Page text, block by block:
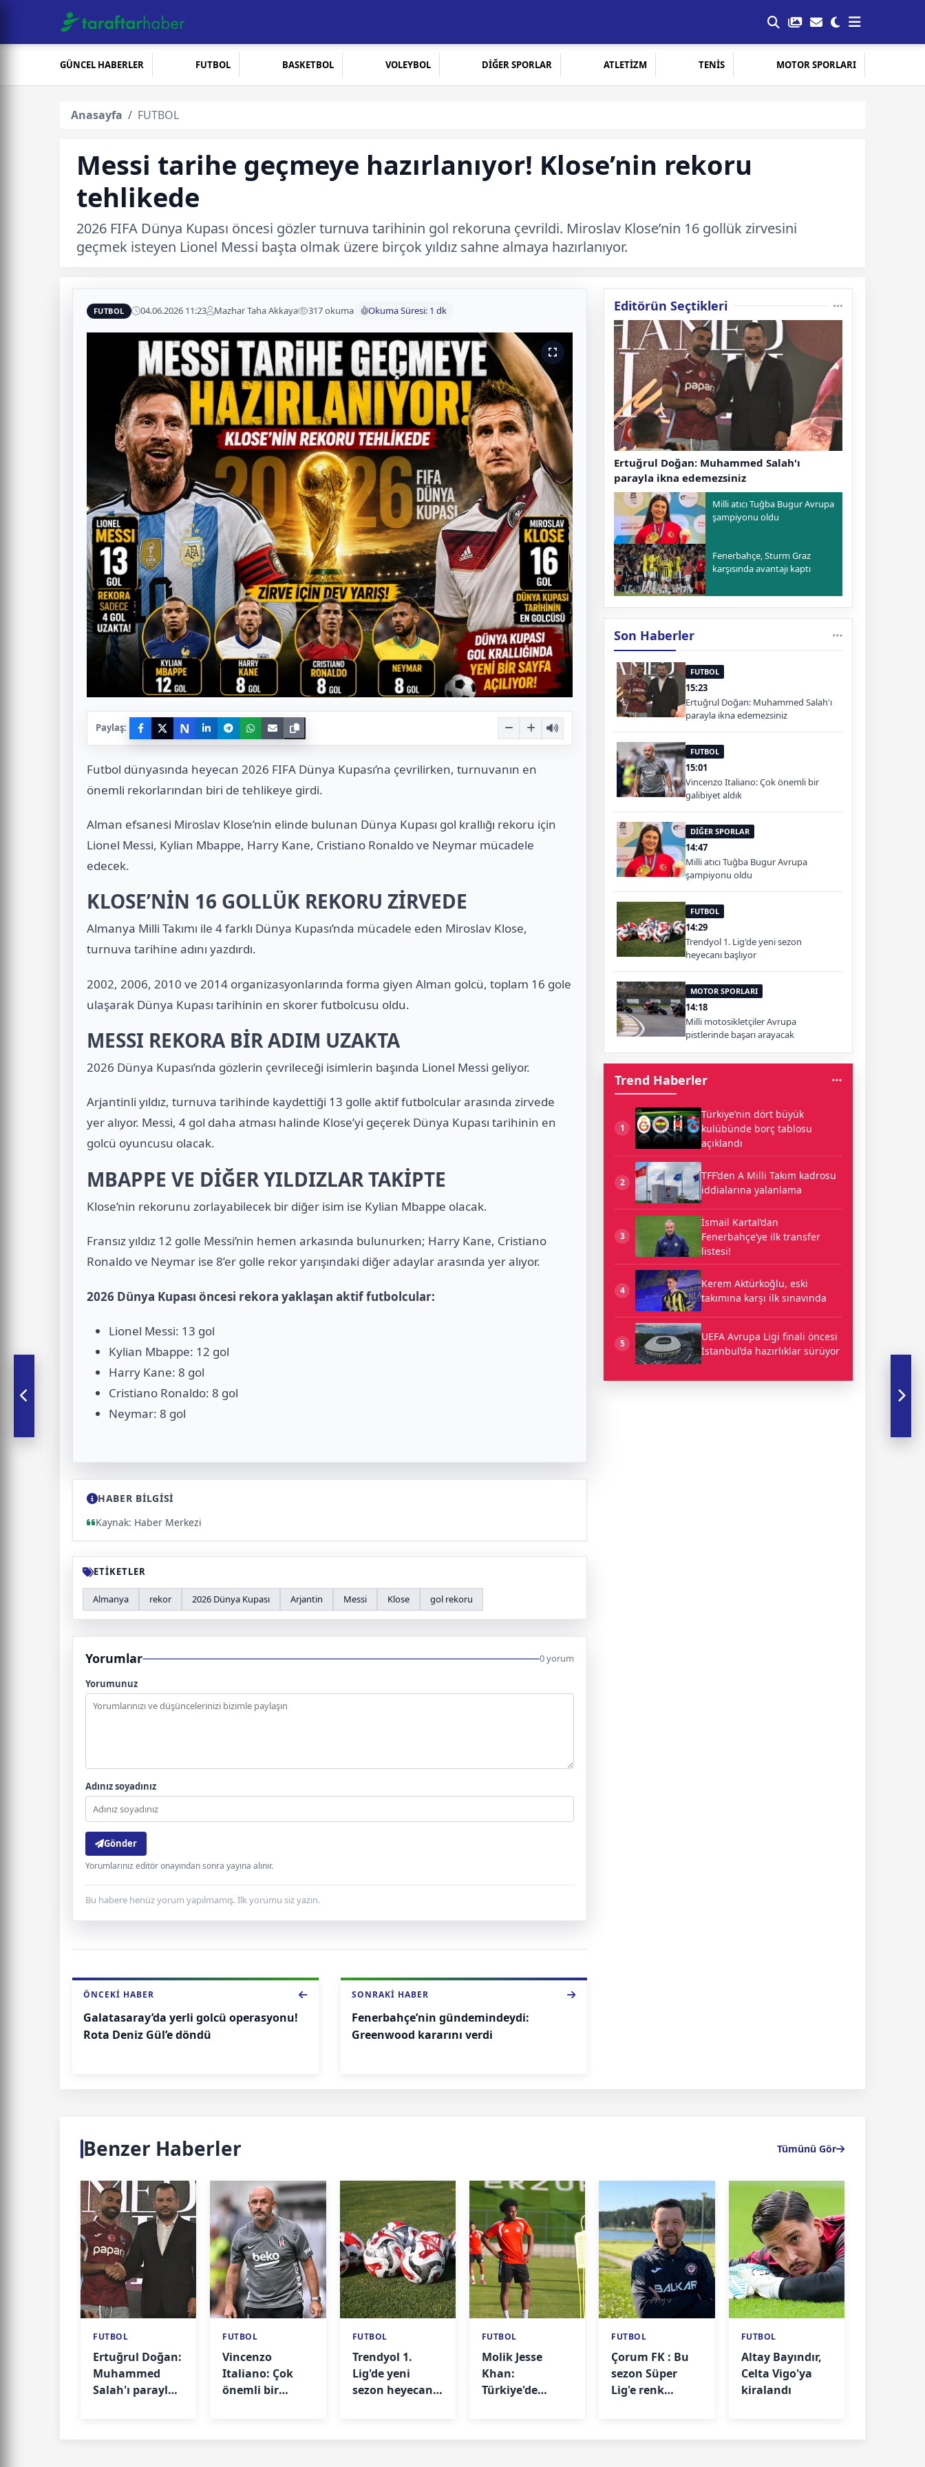
GÜNCEL HABERLER FUTBOL BASKETBOL VOLEYBOL DİĞER SPORLAR ATLETİZM TENİS MOTOR SPORLARI
Anasayfa FUTBOL
Messi tarihe geçmeye hazırlanıyor! Klose’nin rekoru
tehlikede
2026 FIFA Dünya Kupası öncesi gözler turnuva tarihinin gol rekoruna çevrildi. Miroslav Klose’nin 16 gollük zirvesini
geçmek isteyen Lionel Messi başta olmak üzere birçok yıldız sahne almaya hazırlanıyor.
FUTBOL 04.06.2026 11:23 Mazhar Taha Akkaya 317 okuma Okuma Süresi: 1 dk
Paylaş: N
Futbol dünyasında heyecan 2026 FIFA Dünya Kupası’na çevrilirken, turnuvanın en
önemli rekorlarından biri de tehlikeye girdi.
Alman efsanesi Miroslav Klose’nin elinde bulunan Dünya Kupası gol krallığı rekoru için
Lionel Messi, Kylian Mbappe, Harry Kane, Cristiano Ronaldo ve Neymar mücadele
edecek.
KLOSE’NİN 16 GOLLÜK REKORU ZİRVEDE
Almanya Milli Takımı ile 4 farklı Dünya Kupası’nda mücadele eden Miroslav Klose,
turnuva tarihine adını yazdırdı.
2002, 2006, 2010 ve 2014 organizasyonlarında forma giyen Alman golcü, toplam 16 gole
ulaşarak Dünya Kupası tarihinin en skorer futbolcusu oldu.
MESSI REKORA BİR ADIM UZAKTA
2026 Dünya Kupası’nda gözlerin çevrileceği isimlerin başında Lionel Messi geliyor.
Arjantinli yıldız, turnuva tarihinde kaydettiği 13 golle aktif futbolcular arasında zirvede
yer alıyor. Messi, 4 gol daha atması halinde Klose’yi geçerek Dünya Kupası tarihinin en
golcü oyuncusu olacak.
MBAPPE VE DİĞER YILDIZLAR TAKİPTE
Klose’nin rekorunu zorlayabilecek bir diğer isim ise Kylian Mbappe olacak.
Fransız yıldız 12 golle Messi’nin hemen arkasında bulunurken; Harry Kane, Cristiano
Ronaldo ve Neymar ise 8’er golle rekor yarışındaki diğer adaylar arasında yer alıyor.
2026 Dünya Kupası öncesi rekora yaklaşan aktif futbolcular:
Lionel Messi: 13 gol
Kylian Mbappe: 12 gol
Harry Kane: 8 gol
Cristiano Ronaldo: 8 gol
Neymar: 8 gol
HABER BİLGİSİ
Kaynak: Haber Merkezi
ETİKETLER
Almanya rekor 2026 Dünya Kupası Arjantin Messi Klose gol rekoru
Yorumlar 0 yorum
Yorumunuz
Adınız soyadınız
Gönder
Yorumlarınız editör onayından sonra yayına alınır.
Bu habere henüz yorum yapılmamış. İlk yorumu siz yazın.
ÖNCEKI HABER
Galatasaray’da yerli golcü operasyonu!
Rota Deniz Gül’e döndü
SONRAKI HABER
Fenerbahçe’nin gündemindeydi:
Greenwood kararını verdi
Editörün Seçtikleri
Ertuğrul Doğan: Muhammed Salah'ı
parayla ikna edemezsiniz
Milli atıcı Tuğba Bugur Avrupa
şampiyonu oldu
Fenerbahçe, Sturm Graz
karşısında avantajı kaptı
Son Haberler
FUTBOL
15:23
Ertuğrul Doğan: Muhammed Salah'ı
parayla ikna edemezsiniz
FUTBOL
15:01
Vincenzo Italiano: Çok önemli bir
galibiyet aldık
DİĞER SPORLAR
14:47
Milli atıcı Tuğba Bugur Avrupa
şampiyonu oldu
FUTBOL
14:29
Trendyol 1. Lig'de yeni sezon
heyecanı başlıyor
MOTOR SPORLARI
14:18
Milli motosikletçiler Avrupa
pistlerinde başarı arayacak
Trend Haberler
1
Türkiye’nin dört büyük
kulübünde borç tablosu
açıklandı
2
TFF’den A Milli Takım kadrosu
iddialarına yalanlama
3
İsmail Kartal’dan
Fenerbahçe’ye ilk transfer
listesi!
4
Kerem Aktürkoğlu, eski
takımına karşı ilk sınavında
5
UEFA Avrupa Ligi finali öncesi
İstanbul’da hazırlıklar sürüyor
Benzer Haberler Tümünü Gör
FUTBOL
Ertuğrul Doğan:
Muhammed
Salah'ı parayla
FUTBOL
Vincenzo
Italiano: Çok
önemli bir
FUTBOL
Trendyol 1.
Lig'de yeni
sezon heyecanı
FUTBOL
Molik Jesse
Khan:
Türkiye'de
FUTBOL
Çorum FK : Bu
sezon Süper
Lig'e renk
FUTBOL
Altay Bayındır,
Celta Vigo'ya
kiralandı